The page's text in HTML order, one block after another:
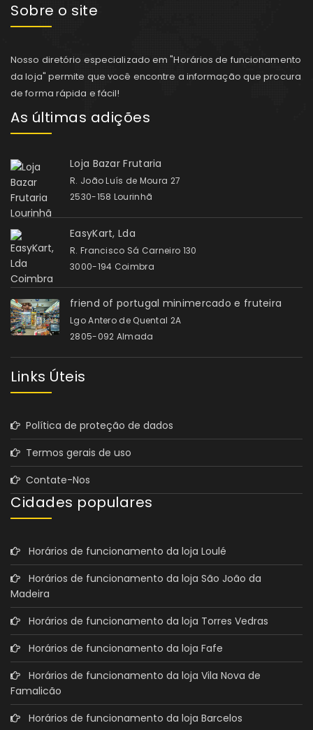
Sobre o site
Nosso diretório especializado em "Horários de funcionamento
da loja" permite que você encontre a informação que procura
de forma rápida e fácil!
As últimas adições
Loja Bazar Frutaria
R. João Luís de Moura 27
2530-158 Lourinhã
EasyKart, Lda
R. Francisco Sá Carneiro 130
3000-194 Coimbra
friend of portugal minimercado e fruteira
Lgo Antero de Quental 2A
2805-092 Almada
Links Úteis
Política de proteção de dados
Termos gerais de uso
Contate-Nos
Cidades populares
Horários de funcionamento da loja Loulé
Horários de funcionamento da loja São João da
Madeira
Horários de funcionamento da loja Torres Vedras
Horários de funcionamento da loja Fafe
Horários de funcionamento da loja Vila Nova de
Famalicão
Horários de funcionamento da loja Barcelos